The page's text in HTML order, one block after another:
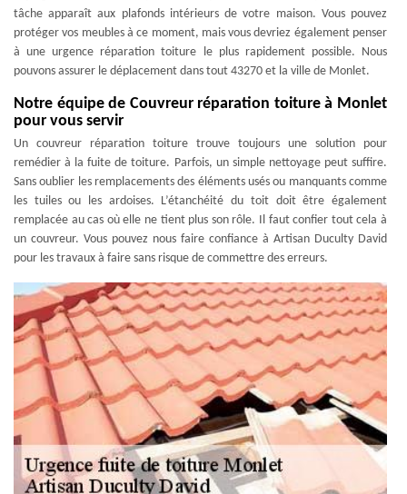
tâche apparaît aux plafonds intérieurs de votre maison. Vous pouvez
protéger vos meubles à ce moment, mais vous devriez également penser
à une urgence réparation toiture le plus rapidement possible. Nous
pouvons assurer le déplacement dans tout 43270 et la ville de Monlet.
Notre équipe de Couvreur réparation toiture à Monlet
pour vous servir
Un couvreur réparation toiture trouve toujours une solution pour
remédier à la fuite de toiture. Parfois, un simple nettoyage peut suffire.
Sans oublier les remplacements des éléments usés ou manquants comme
les tuiles ou les ardoises. L’étanchéité du toit doit être également
remplacée au cas où elle ne tient plus son rôle. Il faut confier tout cela à
un couvreur. Vous pouvez nous faire confiance à Artisan Duculty David
pour les travaux à faire sans risque de commettre des erreurs.